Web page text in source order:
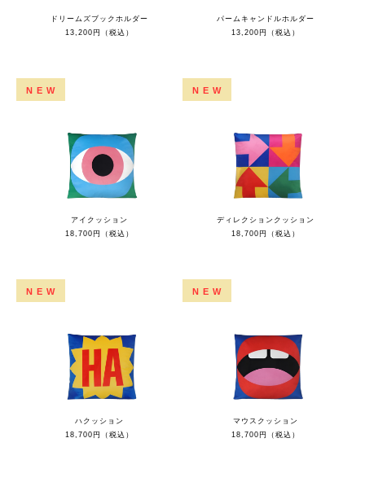
ドリームズブックホルダー
13,200円（税込）
パームキャンドルホルダー
13,200円（税込）
NEW
アイクッション
18,700円（税込）
NEW
ディレクションクッション
18,700円（税込）
NEW
ハクッション
18,700円（税込）
NEW
マウスクッション
18,700円（税込）